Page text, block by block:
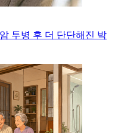
투병 후 더 단단해진 박